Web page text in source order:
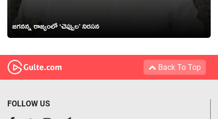
జ‌గ‌న‌న్న రాజ్యంలో ‘చెప్పుల‌’ నిర‌స‌న‌
Back To Top
FOLLOW US